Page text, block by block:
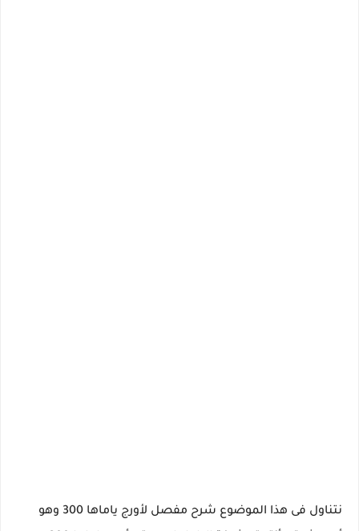
نتناول فى هذا الموضوع شرح مفصل لأورج ياماها 300 وهو